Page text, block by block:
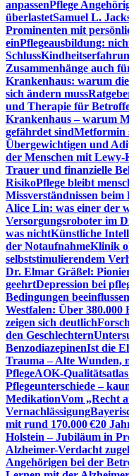
anpassenPflege
überlastetSamuel L.
Prominenten mit
einPflegeausbildung:
Schluss
Zusammenhänge auch
Krankenhaus: warum
sich ändern muss
und Therapie für
Krankenhaus – warum
gefährdet sindMetformin
Übergewichtigen und
der Menschen mit Lewy-
Trauer und finanzielle
RisikoPflege bleibt
Missverständnissen
Alice Lin: was einer der
Versorgungsroboter im
was nichtKünstliche
der NotaufnahmeKlinik
selbststimulierendem
Dr. Elmar Gräßel:
geehrtDepression bei
Bedingungen
Westfalen: Über 380.000
zeigen sich deutlich
den Geschlechtern
BenzodiazepinenIst die
Trauma – Alte Wunden,
PflegeAOK-
Pflegeunterschiede –
MedikationVom „Recht
Vernachlässigung
mit rund 170.000 €20
Holstein – Jubiläum in
Alzheimer-Verdacht
Angehörigen bei der